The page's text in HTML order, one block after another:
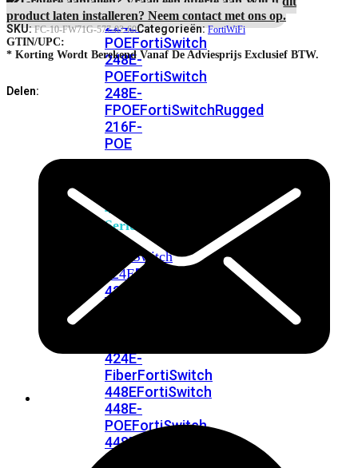
224E
Fortiswitch
224E-
POEFortiSwitch
248E-
POEFortiSwitch
248E-
FPOEFortiSwitchRugged
216F-
POE
400
Series
FortiSwitch
424EFortiSwitch
424E-
424E-
FiberFortiSwitch
448EFortiSwitch
448E-
POEFortiSwitch
448E-
FPOE
Service
aantal
product laten installeren? Neem contact met ons op.
SKU:FC-10-FW71G-577-02-60Categorieën:FortiWiFi
GTIN/UPC:
* Korting Wordt Berekend Vanaf De Adviesprijs Exclusief BTW.
Delen: